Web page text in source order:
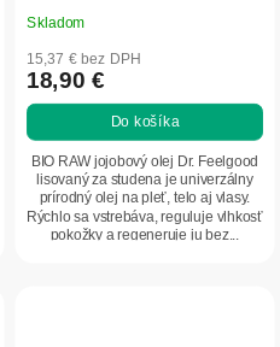
Skladom
15,37 € bez DPH
18,90 €
Do košíka
BIO RAW jojobový olej Dr. Feelgood
lisovaný za studena je univerzálny
prírodný olej na pleť, telo aj vlasy.
Rýchlo sa vstrebáva, reguluje vlhkosť
pokožky a regeneruje ju bez...